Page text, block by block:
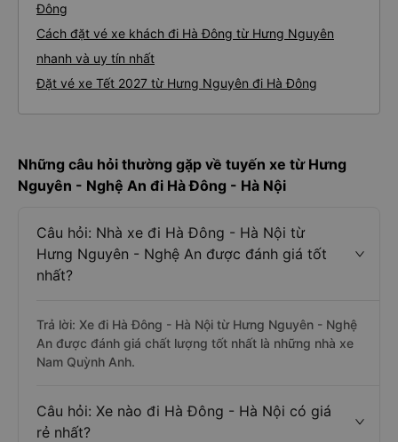
Đông
Cách đặt vé xe khách đi Hà Đông từ Hưng Nguyên
nhanh và uy tín nhất
Đặt vé xe Tết 2027 từ Hưng Nguyên đi Hà Đông
Những câu hỏi thường gặp về tuyến xe từ Hưng
Nguyên - Nghệ An đi Hà Đông - Hà Nội
Câu hỏi: Nhà xe đi Hà Đông - Hà Nội từ
Hưng Nguyên - Nghệ An được đánh giá tốt
nhất?
Trả lời: Xe đi Hà Đông - Hà Nội từ Hưng Nguyên - Nghệ
An được đánh giá chất lượng tốt nhất là những nhà xe
Nam Quỳnh Anh.
Câu hỏi: Xe nào đi Hà Đông - Hà Nội có giá
rẻ nhất?